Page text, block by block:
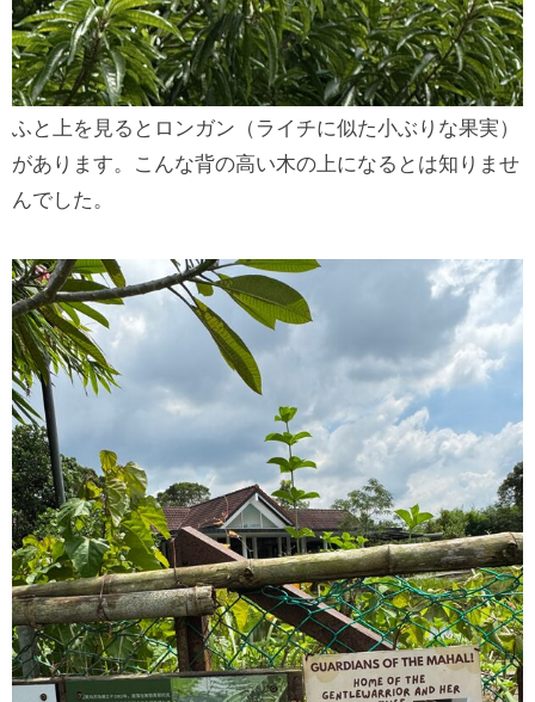
ふと上を見るとロンガン（ライチに似た小ぶりな果実）
があります。こんな背の高い木の上になるとは知りませ
んでした。